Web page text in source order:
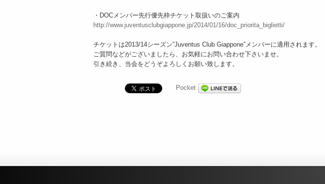
・DOCメンバー先行優先枠チケット取扱いのご案内
http://www.juventusclubgiappone.jp/2014/01/16/doc_priorita_biglietti/
チケットは2013/14シーズン”Juventus Club Giappone”メンバーに適用されます。
ご質問などがございましたら、お気軽にお問い合わせ下さいませ。
引き続き、当会をどうぞよろしくお願い致します。
Pocket